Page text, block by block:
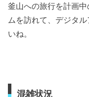
釜山への旅行を計画
ムを訪れて、デジタ
いね。
混雑状況